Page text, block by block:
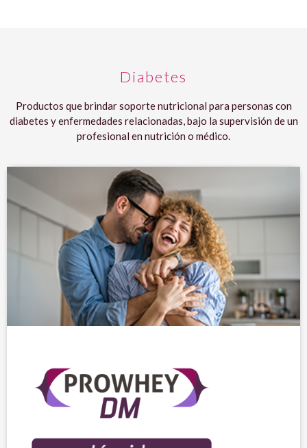
Diabetes
Productos que brindar soporte nutricional para personas con
diabetes y enfermedades relacionadas, bajo la supervisión de un
profesional en nutrición o médico.